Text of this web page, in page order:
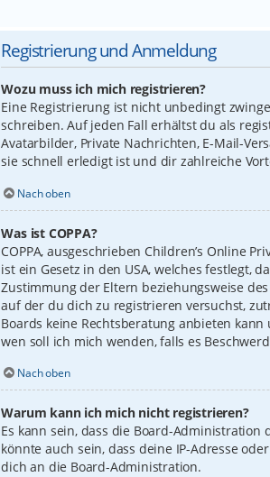
Registrierung und Anmeldung
Wozu muss ich mich registrieren?
Eine Registrierung ist nicht unbedingt
schreiben. Auf jeden Fall erhältst du als
Avatarbilder, Private Nachrichten, E-Mail-
sie schnell erledigt ist und dir zahlreiche
Nach oben
Was ist COPPA?
COPPA, ausgeschrieben Children’s Online
ist ein Gesetz in den USA, welches festlegt,
Zustimmung der Eltern beziehungsweise
auf der du dich zu registrieren versuchst,
Boards keine Rechtsberatung anbieten
wen soll ich mich wenden, falls es
Nach oben
Warum kann ich mich nicht registrieren?
Es kann sein, dass die Board-
könnte auch sein, dass deine IP-Adresse
dich an die Board-Administration.